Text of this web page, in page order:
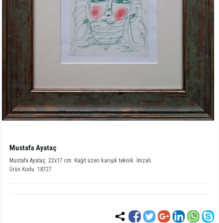
Mustafa Ayataç
Mustafa Ayataç. 22x17 cm. Kağıt üzeri karışık teknik. İmzalı.
Ürün Kodu: 18727